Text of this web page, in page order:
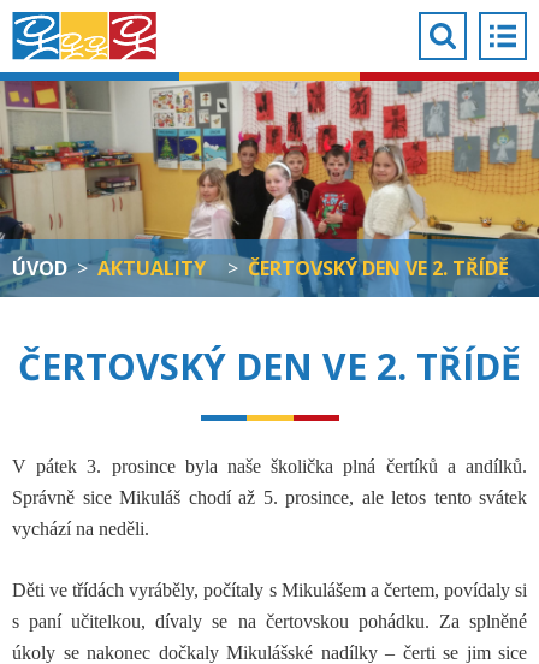
ÚVOD > AKTUALITY > ČERTOVSKÝ DEN VE 2. TŘÍDĚ
ČERTOVSKÝ DEN VE 2. TŘÍDĚ
V pátek 3. prosince byla naše školička plná čertíků a andílků.
Správně sice Mikuláš chodí až 5. prosince, ale letos tento svátek
vychází na neděli.
Děti ve třídách vyráběly, počítaly s Mikulášem a čertem, povídaly si
s paní učitelkou, dívaly se na čertovskou pohádku. Za splněné
úkoly se nakonec dočkaly Mikulášské nadílky – čerti se jim sice